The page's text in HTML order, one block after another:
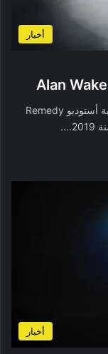
أخبار
نشر Jeff Grubb مؤخرا معلومات جديدة حول لعبة أستوديو Remedy
أخبار